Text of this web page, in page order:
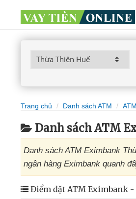
Trang chủ Danh sách ATM
Danh sách ATM
Danh sách ATM Eximbank
ngân hàng Eximbank quanh
Điểm đặt ATM Eximbank